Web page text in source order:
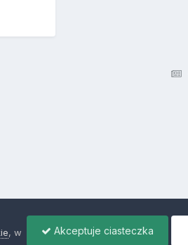
, w Akceptuje ciasteczka